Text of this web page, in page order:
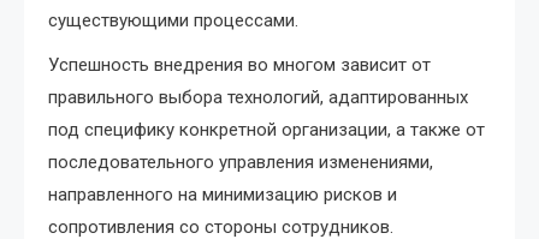
существующими процессами.
Успешность внедрения во многом зависит от
правильного выбора технологий, адаптированных
под специфику конкретной организации, а также от
последовательного управления изменениями,
направленного на минимизацию рисков и
сопротивления со стороны сотрудников.